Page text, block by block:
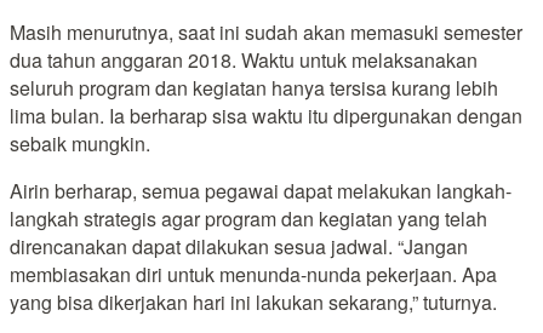
Masih menurutnya, saat ini sudah akan memasuki semester
dua tahun anggaran 2018. Waktu untuk melaksanakan
seluruh program dan kegiatan hanya tersisa kurang lebih
lima bulan. Ia berharap sisa waktu itu dipergunakan dengan
sebaik mungkin.
Airin berharap, semua pegawai dapat melakukan langkah-
langkah strategis agar program dan kegiatan yang telah
direncanakan dapat dilakukan sesua jadwal. “Jangan
membiasakan diri untuk menunda-nunda pekerjaan. Apa
yang bisa dikerjakan hari ini lakukan sekarang,” tuturnya.